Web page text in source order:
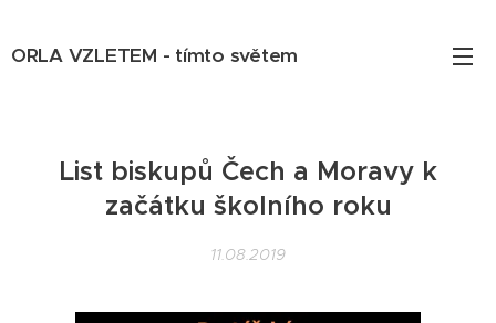
ORLA VZLETEM - tímto světem
List biskupů Čech a Moravy k
začátku školního roku
11.08.2019